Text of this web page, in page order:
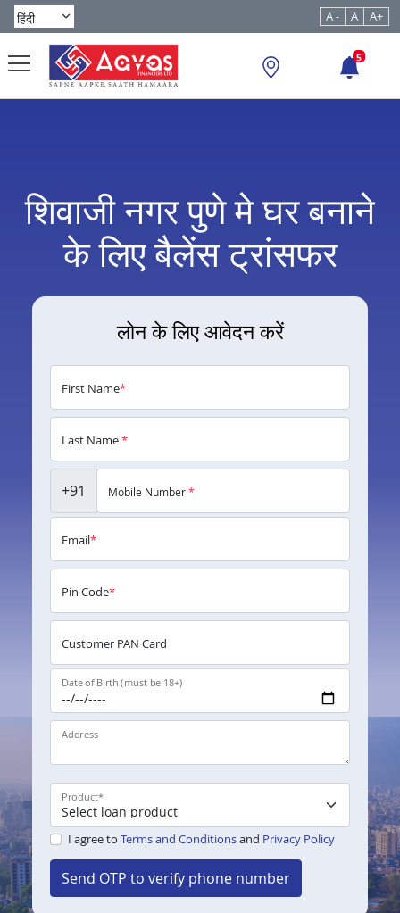
A - A A+
5
शिवाजी नगर पुणे मे घर बनाने
के लिए बैलेंस ट्रांसफर
लोन के लिए आवेदन करें
First Name*
Last Name*
+91 Mobile Number*
Email*
Pin Code*
Customer PAN Card
Date of Birth (must be 18+)
Address
Product*
I agree to Terms and Conditionsand Privacy Policy
Send OTP to verify phone number